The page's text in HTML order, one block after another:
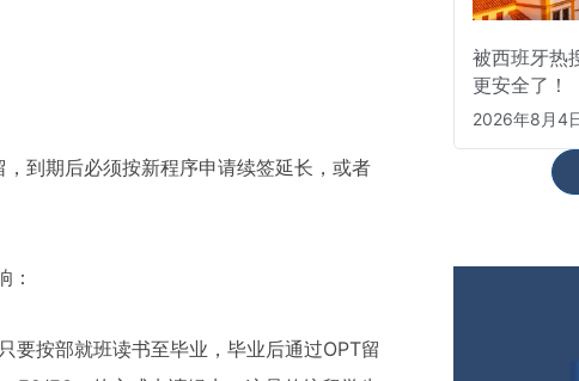
到期后必须按新程序申请续签延长，或者
：
要按部就班读书至毕业，毕业后通过OPT留
被西班牙热
更安全了！
2026年8月4